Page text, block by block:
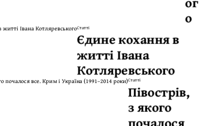
о
Статті
Єдине кохання в
житті Івана
Котляревського
Статті
Півострів,
з якого
почалося